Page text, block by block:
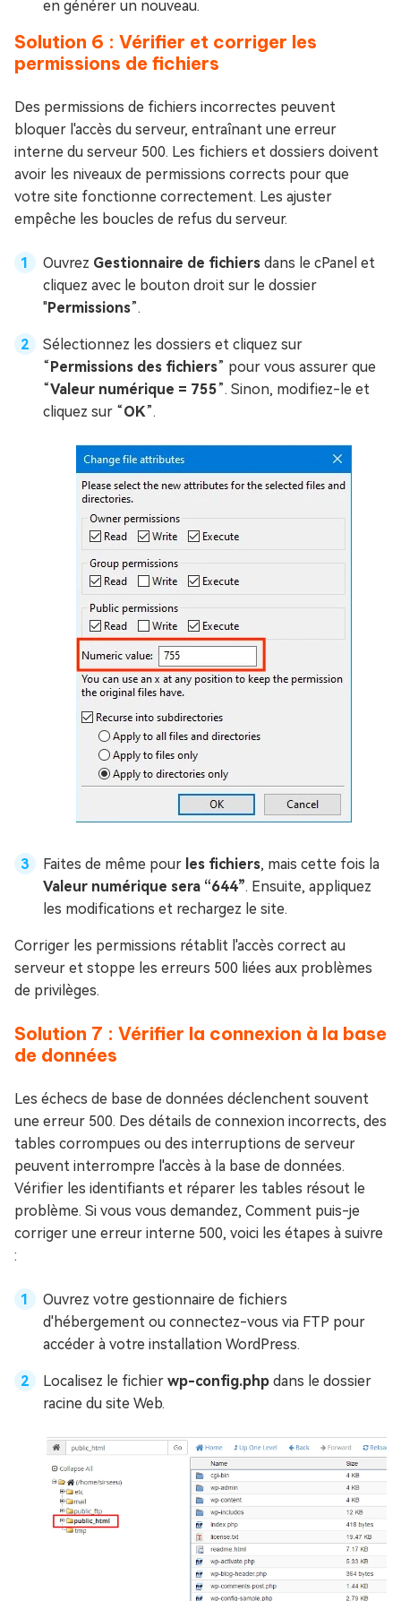
en générer un nouveau.
Solution 6 : Vérifier et corriger les
permissions de fichiers
Des permissions de fichiers incorrectes peuvent
bloquer l'accès du serveur, entraînant une erreur
interne du serveur 500. Les fichiers et dossiers doivent
avoir les niveaux de permissions corrects pour que
votre site fonctionne correctement. Les ajuster
empêche les boucles de refus du serveur.
Ouvrez Gestionnaire de fichiers dans le cPanel et
cliquez avec le bouton droit sur le dossier
"Permissions”.
Sélectionnez les dossiers et cliquez sur
“Permissions des fichiers” pour vous assurer que
“Valeur numérique = 755”. Sinon, modifiez-le et
cliquez sur “OK”.
Faites de même pour les fichiers, mais cette fois la
Valeur numérique sera “644”. Ensuite, appliquez
les modifications et rechargez le site.
Corriger les permissions rétablit l'accès correct au
serveur et stoppe les erreurs 500 liées aux problèmes
de privilèges.
Solution 7 : Vérifier la connexion à la base
de données
Les échecs de base de données déclenchent souvent
une erreur 500. Des détails de connexion incorrects, des
tables corrompues ou des interruptions de serveur
peuvent interrompre l'accès à la base de données.
Vérifier les identifiants et réparer les tables résout le
problème. Si vous vous demandez, Comment puis-je
corriger une erreur interne 500, voici les étapes à suivre
:
Ouvrez votre gestionnaire de fichiers
d'hébergement ou connectez-vous via FTP pour
accéder à votre installation WordPress.
Localisez le fichier wp-config.php dans le dossier
racine du site Web.